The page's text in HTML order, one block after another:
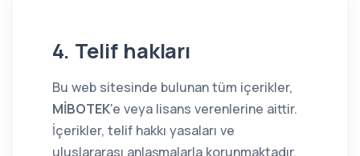
4. Telif hakları
Bu web sitesinde bulunan tüm içerikler,
MİBOTEK'e veya lisans verenlerine aittir.
İçerikler, telif hakkı yasaları ve
uluslararası anlaşmalarla korunmaktadır.